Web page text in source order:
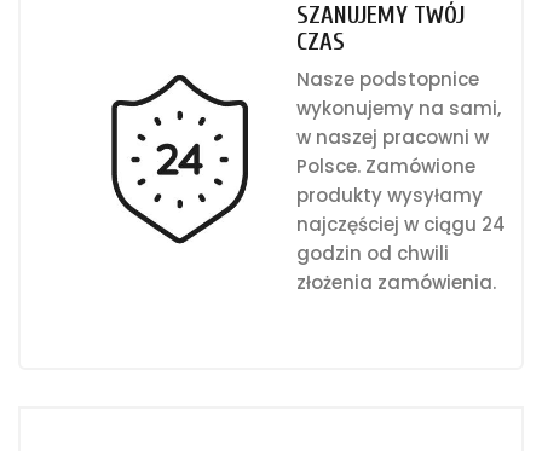
SZANUJEMY TWÓJ
CZAS
Nasze podstopnice
wykonujemy na sami,
w naszej pracowni w
Polsce. Zamówione
produkty wysyłamy
najczęściej w ciągu 24
godzin od chwili
złożenia zamówienia.